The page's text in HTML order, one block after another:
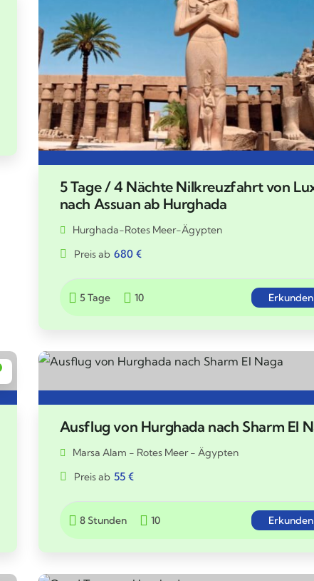
5 Tage / 4 Nächte Nilkreuzfahrt von
nach Assuan ab Hurghada
Hurghada-Rotes Meer-Ägypten
Preis ab 680 €
5 Tage 10 Erkunden
Ausflug von Hurghada nach Sharm El
Marsa Alam - Rotes Meer - Ägypten
Preis ab 55 €
8 Stunden 10 Erkunden